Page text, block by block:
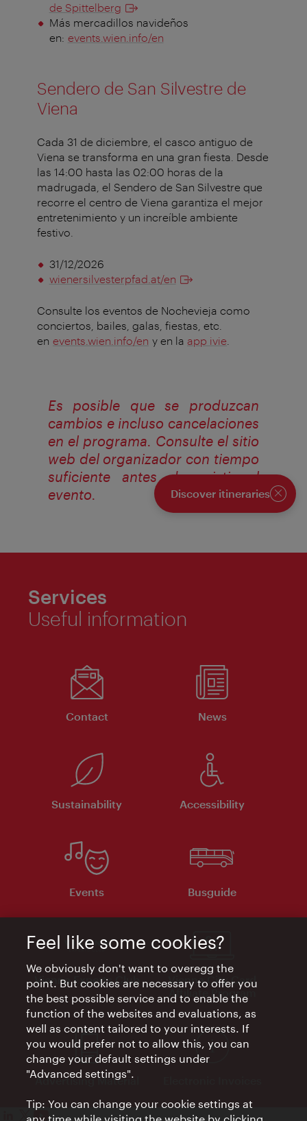
de Spittelberg
Más mercadillos navideños
en: events.wien.info/en
Sendero de San Silvestre de
Viena
Cada 31 de diciembre, el casco antiguo de
Viena se transforma en una gran fiesta. Desde
las 14:00 hasta las 02:00 horas de la
madrugada, el Sendero de San Silvestre que
recorre el centro de Viena garantiza el mejor
entretenimiento y un increíble ambiente
festivo.
31/12/2026
wienersilvesterpfad.at/en
Consulte los eventos de Nochevieja como
conciertos, bailes, galas, fiestas, etc.
en events.wien.info/en y en la app ivie
Es posible que se produzcan
cambios e incluso cancelaciones
en el programa. Consulte el sitio
web del organizador con tiempo
suficiente antes de asistir al
evento.
Discover itineraries
Close
Services
Useful information
Contact News
Sustainability Accessibility
Events Busguide
Vienna Experts Club
Vienna City Card
Affiliate Program
Advertising Material
Feel like some cookies?
We obviously don't want to overegg the
point. But cookies are necessary to offer you
the best possible service and to enable the
function of the websites and evaluations, as
well as content tailored to your interests. If
you would prefer not to allow this, you can
change your default settings under
"Advanced settings".
Tip: You can change your cookie settings at